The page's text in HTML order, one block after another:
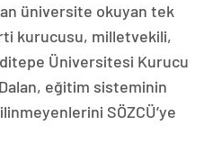
üniversite okuyan tek
kurucusu, milletvekili,
Üniversitesi Kurucu
eğitim sisteminin
SÖZCÜ’ye